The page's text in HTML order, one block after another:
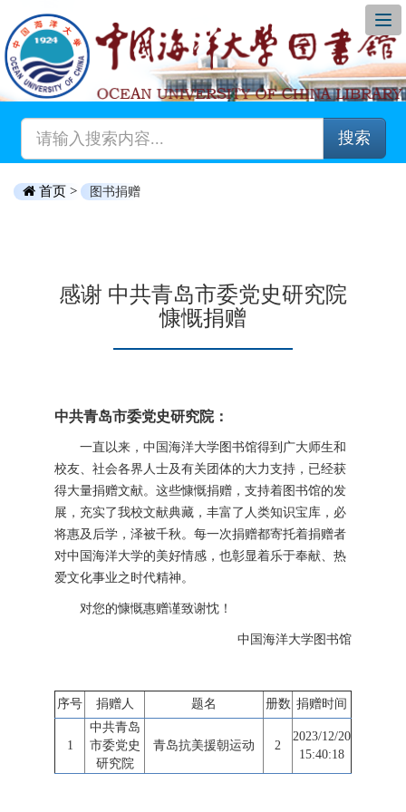
搜索
首页 > 图书捐赠
感谢 中共青岛市委党史研究院
慷慨捐赠
中共青岛市委党史研究院：
一直以来，中国海洋大学图书馆得到广大师生和
校友、社会各界人士及有关团体的大力支持，已经获
得大量捐赠文献。这些慷慨捐赠，支持着图书馆的发
展，充实了我校文献典藏，丰富了人类知识宝库，必
将惠及后学，泽被千秋。每一次捐赠都寄托着捐赠者
对中国海洋大学的美好情感，也彰显着乐于奉献、热
爱文化事业之时代精神。
对您的慷慨惠赠谨致谢忱！
中国海洋大学图书馆
序号 捐赠人 题名 册数 捐赠时间
1
中共青岛
市委党史
研究院
青岛抗美援朝运动 2
2023/12/20
15:40:18